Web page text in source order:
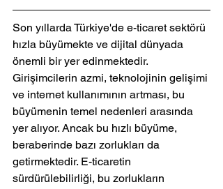
Son yıllarda Türkiye'de e-ticaret sektörü
hızla büyümekte ve dijital dünyada
önemli bir yer edinmektedir.
Girişimcilerin azmi, teknolojinin gelişimi
ve internet kullanımının artması, bu
büyümenin temel nedenleri arasında
yer alıyor. Ancak bu hızlı büyüme,
beraberinde bazı zorlukları da
getirmektedir. E-ticaretin
sürdürülebilirliği, bu zorlukların